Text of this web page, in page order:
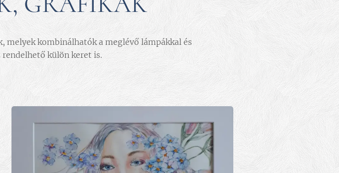
melyek kombinálhatók a meglévő lámpákkal és
rendelhető külön keret is.